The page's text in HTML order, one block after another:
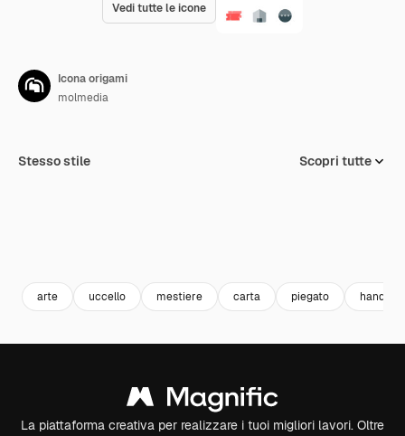
Vedi tutte le icone
Icona origami
molmedia
Stesso stile Scopri tutte
arte uccello mestiere carta piegato
La piattaforma creativa per realizzare i tuoi migliori lavori. Oltre